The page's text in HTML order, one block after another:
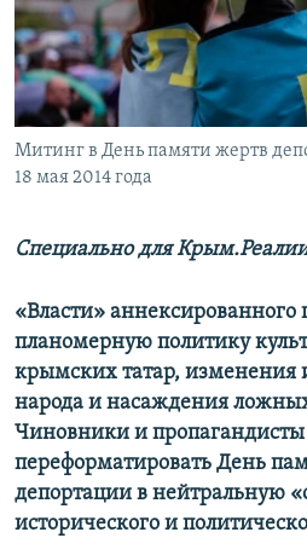
ПОБЕДИТЕЛЕЙ НЕ СУДЯТ?
КРЫМ.НЕПОКОРЕННЫЙ
ELIFBE
УКРАИНСКАЯ ПРОБЛЕМА КРЫМА
ПРИСОЕДИНЯЙТЕСЬ!
Все сайты RFE/RL
Митинг в День памяти жертв
18 мая 2014 года
Специально для
«Власти» аннексированного
планомерную политику
крымских татар, изменения
народа и насаждения
Чиновники и
переформатировать День
депортации в нейтральную
исторического и